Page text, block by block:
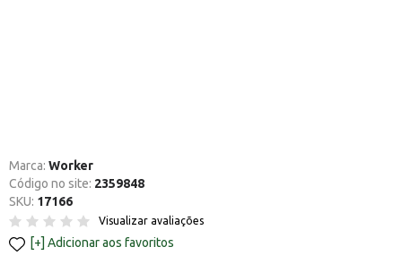
Marca: Worker
Código no site: 2359848
SKU: 17166
Visualizar avaliações
Adicionar aos favoritos